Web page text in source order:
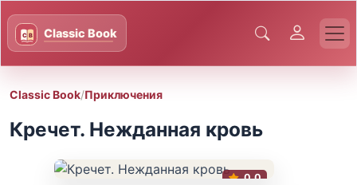
Classic Book/Приключения
Кречет. Нежданная кровь
0.0